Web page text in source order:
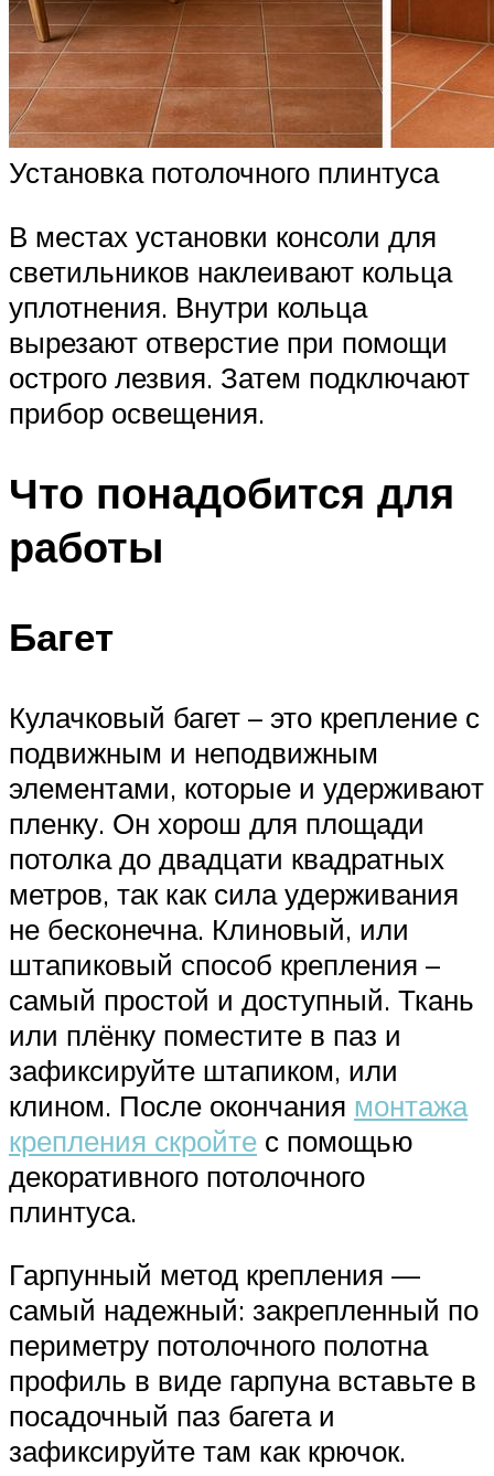
Установка потолочного плинтуса
В местах установки консоли для
светильников наклеивают кольца
уплотнения. Внутри кольца
вырезают отверстие при помощи
острого лезвия. Затем подключают
прибор освещения.
Что понадобится для
работы
Багет
Кулачковый багет – это крепление с
подвижным и неподвижным
элементами, которые и удерживают
пленку. Он хорош для площади
потолка до двадцати квадратных
метров, так как сила удерживания
не бесконечна. Клиновый, или
штапиковый способ крепления –
самый простой и доступный. Ткань
или плёнку поместите в паз и
зафиксируйте штапиком, или
клином. После окончания монтажа
крепления скройте с помощью
декоративного потолочного
плинтуса.
Гарпунный метод крепления —
самый надежный: закрепленный по
периметру потолочного полотна
профиль в виде гарпуна вставьте в
посадочный паз багета и
зафиксируйте там как крючок.